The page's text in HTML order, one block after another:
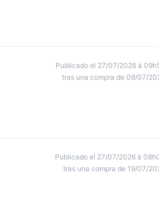
Publicado el 27/07/2026 à
tras una compra de 09/07/
Publicado el 27/07/2026 à
tras una compra de 19/07/